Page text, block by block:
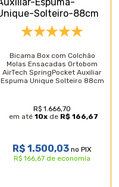
Bicama Box com Colchão
Molas Ensacadas Ortobom
AirTech SpringPocket Auxiliar
Espuma Unique Solteiro 88cm
R$ 1.666,70
em até 10xde R$ 166,67
R$ 1.500,03 no PIX
R$ 166,67 de economia